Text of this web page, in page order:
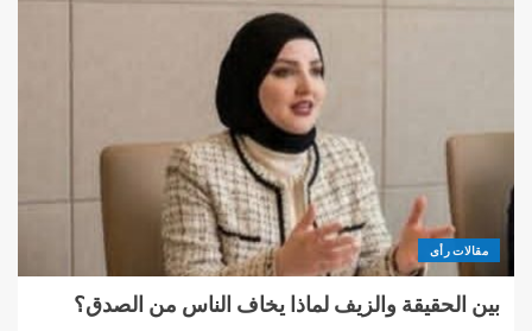
مقالات رأى
بين الحقيقة والزيف لماذا يخاف الناس من الصدق؟